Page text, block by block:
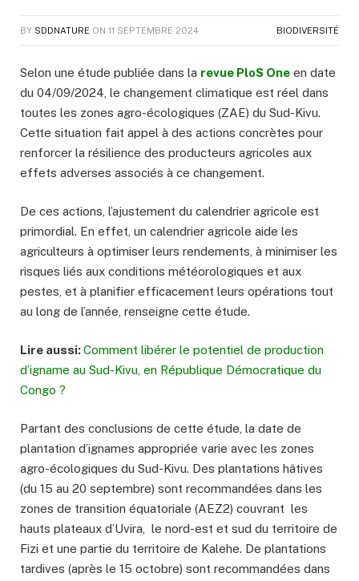
BY SDDNATURE ON 11 SEPTEMBRE 2024 BIODIVERSITÉ
Selon une étude publiée dans la revue PloS One en date
du 04/09/2024, le changement climatique est réel dans
toutes les zones agro-écologiques (ZAE) du Sud-Kivu.
Cette situation fait appel à des actions concrètes pour
renforcer la résilience des producteurs agricoles aux
effets adverses associés à ce changement.
De ces actions, l’ajustement du calendrier agricole est
primordial. En effet, un calendrier agricole aide les
agriculteurs à optimiser leurs rendements, à minimiser les
risques liés aux conditions météorologiques et aux
pestes, et à planifier efficacement leurs opérations tout
au long de l’année, renseigne cette étude.
Lire aussi:Comment libérer le potentiel de production
d’igname au Sud-Kivu, en République Démocratique du
Congo ?
Partant des conclusions de cette étude, la date de
plantation d’ignames appropriée varie avec les zones
agro-écologiques du Sud-Kivu. Des plantations hâtives
(du 15 au 20 septembre) sont recommandées dans les
zones de transition équatoriale (AEZ2) couvrant les
hauts plateaux d’Uvira, le nord-est et sud du territoire de
Fizi et une partie du territoire de Kalehe. De plantations
tardives (après le 15 octobre) sont recommandées dans